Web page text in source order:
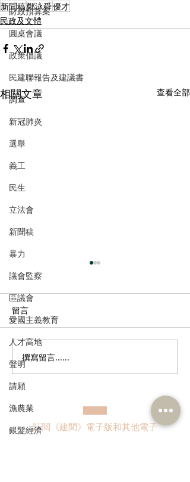
財政預算案
圓桌會議
政策倡議
民建聯報告及建議書
調查
新冠肺炎
選舉
義工
民生
立法會
新聞稿
暴力
議會監察
區議會
愛國主義教育
人才高地
聲明
請願
漁農業
銀髮經濟
新聞稿鄭泳舜優才
民政及文體
相關文章 查看全部
回應警方廉署瓦解非法外
圍賭博集團 鄭泳舜促正視
留言
撰寫留言......
訂閱《建聞》電子版和其他電子